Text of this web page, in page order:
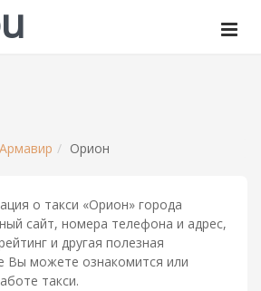
Армавир Орион
о такси «Орион» города
сайт, номера телефона и адрес,
и другая полезная
Вы можете ознакомится или
такси.